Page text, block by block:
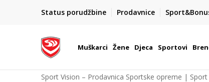
Status porudžbine Prodavnice
POZOVITE NAS NA : 055/490-400
Pon-Pet od 9h - 16h
Muškarci Žene Djeca Sportovi
Sport Vision – Prodavnica Sportske opreme | Sport